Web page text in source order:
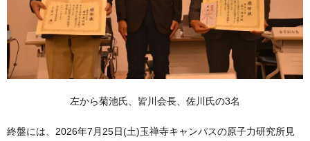
左から菊池氏、皆川会長、佐川氏の3名
終盤には、2026年7月25日(土)玉禅寺キャンパスの原子力研究所見